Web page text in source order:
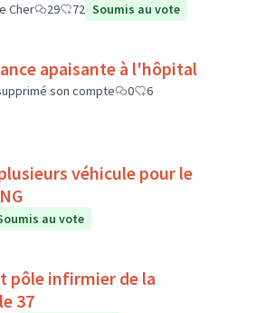
Cher 29 72 Soumis au vote
apaisante à l'hôpital
son compte 0
6
véhicule pour le
au vote
pôle infirmier de la
37